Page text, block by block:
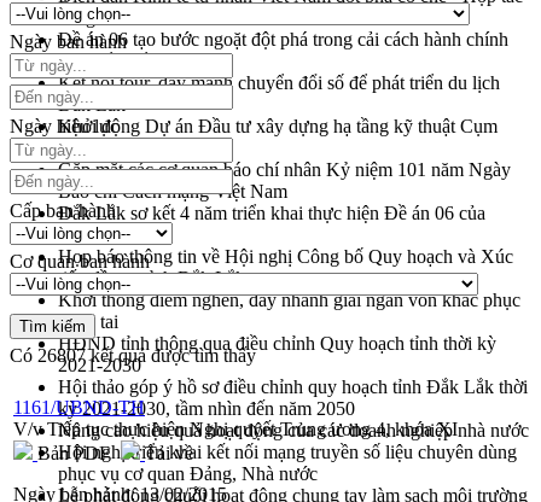
công tư
Đề án 06 tạo bước ngoặt đột phá trong cải cách hành chính
tỉnh Đắk Lắk
Kết nối tour, đẩy mạnh chuyển đổi số để phát triển du lịch
Đắk Lắk
Khởi động Dự án Đầu tư xây dựng hạ tầng kỹ thuật Cụm
công nghiệp Tân Tiến
Gặp mặt các cơ quan báo chí nhân Kỷ niệm 101 năm Ngày
Báo chí Cách mạng Việt Nam
Đắk Lắk sơ kết 4 năm triển khai thực hiện Đề án 06 của
Chính phủ
Họp báo thông tin về Hội nghị Công bố Quy hoạch và Xúc
tiến đầu tư tỉnh Đắk Lắk
Khơi thông điểm nghẽn, đẩy nhanh giải ngân vốn khắc phục
thiên tai
HĐND tỉnh thông qua điều chỉnh Quy hoạch tỉnh thời kỳ
2021-2030
Hội thảo góp ý hồ sơ điều chỉnh quy hoạch tỉnh Đắk Lắk thời
kỳ 2021-2030, tầm nhìn đến năm 2050
Nâng cao hiệu quả hoạt động của các doanh nghiệp nhà nước
Hội nghị triển khai kết nối mạng truyền số liệu chuyên dùng
phục vụ cơ quan Đảng, Nhà nước
Lễ phát động chuỗi hoạt động chung tay làm sạch môi trường
Ngày ban hành
Ngày hiệu lực
Cấp ban hành
Cơ quan ban hành
Có 26807kết quả được tìm thấy
1161/UBND-TH
V/v Tiếp tục thực hiện Nghị quyết Trung ương 4, khóa XI
Bản PDF
Tải về
Ngày ban hành:13/02/2015